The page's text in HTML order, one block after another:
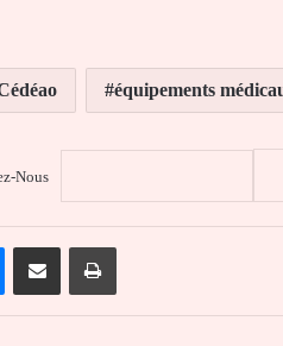
équipements
Nous
MessengerPartager par email Imprimer